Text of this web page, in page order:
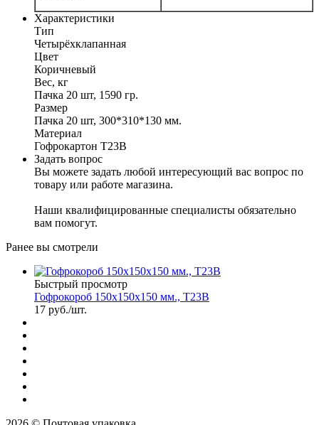
Характеристики
Тип
Четырёхклапанная
Цвет
Коричневый
Вес, кг
Пачка 20 шт, 1590 гр.
Размер
Пачка 20 шт, 300*310*130 мм.
Материал
Гофрокартон Т23В
Задать вопрос
Вы можете задать любой интересующий вас вопрос по
товару или работе магазина.
Наши квалифицированные специалисты обязательно
вам помогут.
Ранее вы смотрели
Быстрый просмотр
Гофрокороб 150х150х150 мм., Т23В
17 руб./шт.